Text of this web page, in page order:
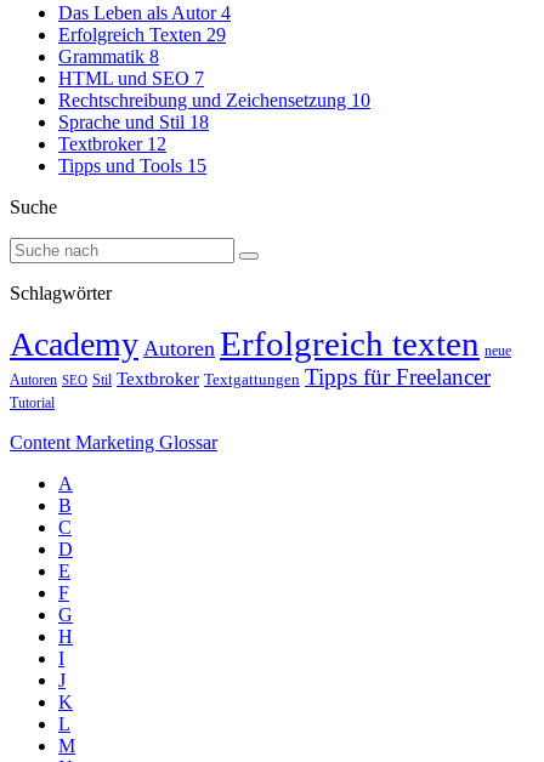
Das Leben als Autor4
Erfolgreich Texten 29
Grammatik 8
HTML und SEO 7
Rechtschreibung und Zeichensetzung 10
Sprache und Stil 18
Textbroker 12
Tipps und Tools 15
Suche
Schlagwörter
Academy Autoren Erfolgreich texten neue
Autoren SEO Stil Textbroker Textgattungen Tipps für Freelancer
Tutorial
Content Marketing Glossar
A
B
C
D
E
F
G
H
I
J
K
L
M